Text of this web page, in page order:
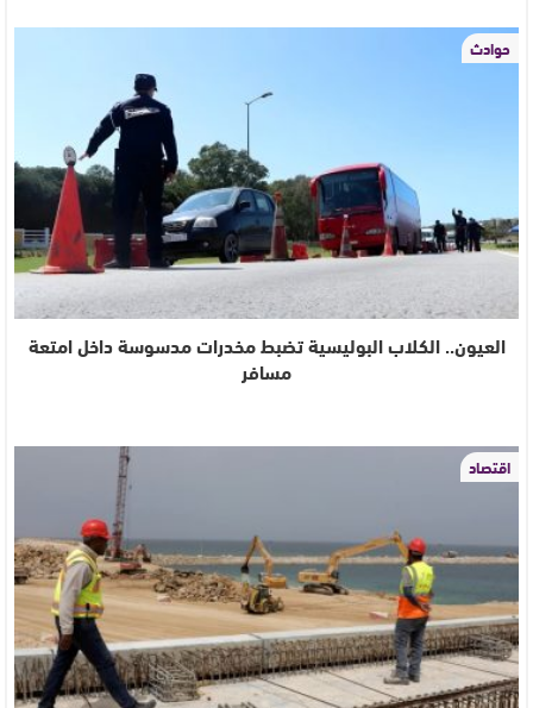
حوادث
العيون.. الكلاب البوليسية تضبط مخدرات مدسوسة داخل امتعة
مسافر
اقتصاد